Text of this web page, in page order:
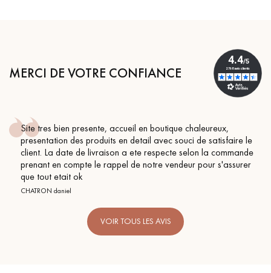
MERCI DE VOTRE CONFIANCE
Site tres bien presente, accueil en boutique chaleureux,
presentation des produits en detail avec souci de satisfaire le
client. La date de livraison a ete respecte selon la commande
prenant en compte le rappel de notre vendeur pour s'assurer
que tout etait ok
CHATRON daniel
VOIR TOUS LES AVIS